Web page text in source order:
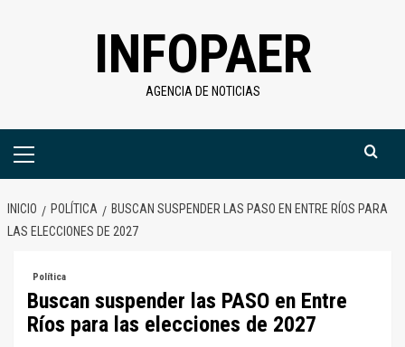
INFOPAER
AGENCIA DE NOTICIAS
Menú
INICIO POLÍTICA
BUSCAN SUSPENDER LAS PASO EN ENTRE RÍOS PARA
LAS ELECCIONES DE 2027
Política
Buscan suspender las PASO en Entre
Ríos para las elecciones de 2027